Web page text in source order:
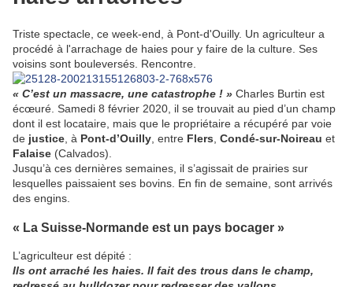
Triste spectacle, ce week-end, à Pont-d'Ouilly. Un agriculteur a
procédé à l'arrachage de haies pour y faire de la culture. Ses
voisins sont bouleversés. Rencontre.
« C’est un massacre, une catastrophe ! » Charles Burtin est
écœuré. Samedi 8 février 2020, il se trouvait au pied d’un champ
dont il est locataire, mais que le propriétaire a récupéré par voie
de justice , à Pont-d’Ouilly , entre Flers Condé-sur-Noireau et
Falaise (Calvados).
Jusqu’à ces dernières semaines, il s’agissait de prairies sur
lesquelles paissaient ses bovins. En fin de semaine, sont arrivés
des engins.
« La Suisse-Normande est un pays bocager »
L’agriculteur est dépité :
Ils ont arraché les haies. Il fait des trous dans le champ,